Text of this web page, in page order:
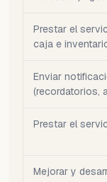
Prestar el
caja e
Enviar
(recordatorios,
Prestar el
Mejorar y